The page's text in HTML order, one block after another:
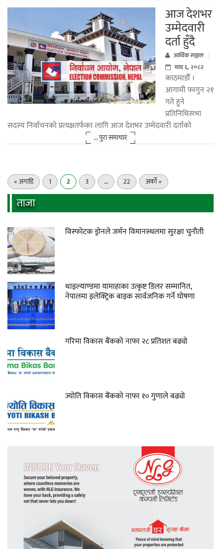
आज देशभर
उम्मेदवारी
दर्ता हुँदै
आर्थिक सञ्जाल
माघ ६, २०८२
काठमाडौँ ।
आगामी फागुन २१
गते हुने
प्रतिनिधिसभा
सदस्य निर्वाचनको प्रत्यक्षतर्फका लागि आज देशभर उम्मेदवारी दर्ताको
... पुरा समाचार
« अगाडि 1 2 3 … 22 अर्को »
ताजा
विस्फोटक ड्रोनले जर्मन विमानस्थलमा सुरक्षा चुनौती
थाइल्याण्डमा यामाहाका उत्कृष्ट डिलर सम्मानित,
नेपालमा इलेक्ट्रिक बाइक सार्वजनिक गर्ने घोषणा
गरिमा विकास बैंकको नाफा २८ प्रतिशत बढ्यो
ज्योति विकास बैंकको नाफा १० गुणाले बढ्यो